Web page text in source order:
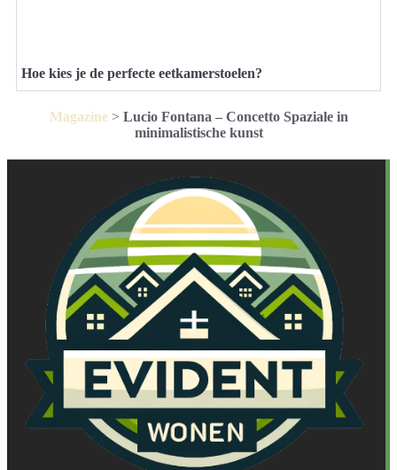
Hoe kies je de perfecte eetkamerstoelen?
Magazine> Lucio Fontana – Concetto Spaziale in
minimalistische kunst